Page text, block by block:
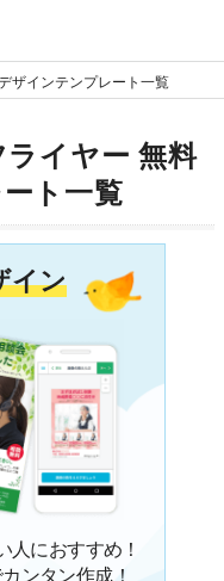
ザインテンプレート一覧
イヤー 無料
ト一覧
イン
人におすすめ！
ンタン作成！